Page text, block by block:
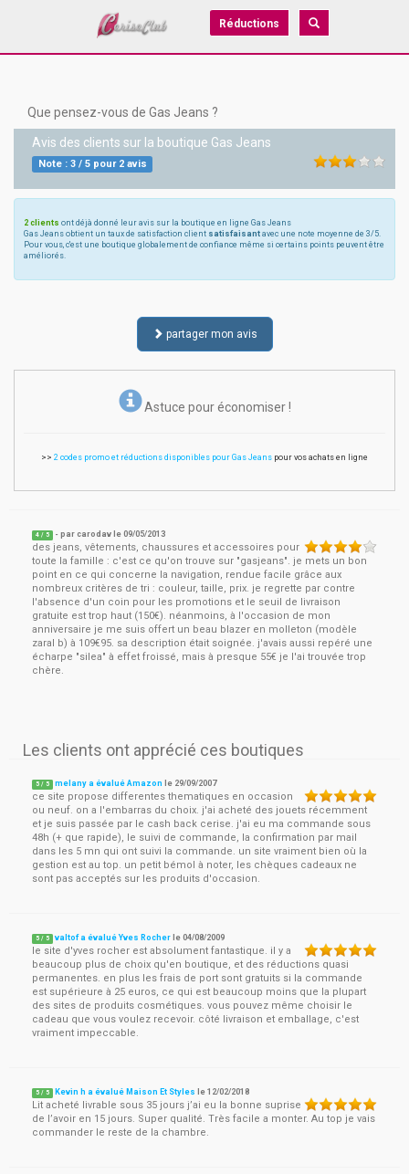
Réductions
Que pensez-vous de Gas Jeans ?
Avis des clients sur la boutique Gas Jeans
Note : 3/ 5pour 2avis
2 clients ont déjà donné leur avis sur la boutique en ligne Gas Jeans
Gas Jeans obtient un taux de satisfaction client satisfaisant avec une note moyenne de 3/5.
Pour vous, c'est une boutique globalement de confiance même si certains points peuvent être
améliorés.
partager mon avis
Astuce pour économiser !
>> 2 codes promo et réductions disponibles pour Gas Jeans pour vos achats en ligne
4 / 5 - parcarodav le09/05/2013
des jeans, vêtements, chaussures et accessoires pour
toute la famille : c'est ce qu'on trouve sur "gasjeans". je mets un bon
point en ce qui concerne la navigation, rendue facile grâce aux
nombreux critères de tri : couleur, taille, prix. je regrette par contre
l'absence d'un coin pour les promotions et le seuil de livraison
gratuite est trop haut (150€). néanmoins, à l'occasion de mon
anniversaire je me suis offert un beau blazer en molleton (modèle
zaral b) à 109€95. sa description était soignée. j'avais aussi repéré une
écharpe "silea" à effet froissé, mais à presque 55€ je l'ai trouvée trop
chère.
Les clients ont apprécié ces boutiques
5 / 5 melany a évalué Amazon le 29/09/2007
ce site propose differentes thematiques en occasion
ou neuf. on a l'embarras du choix. j'ai acheté des jouets récemment
et je suis passée par le cash back cerise. j'ai eu ma commande sous
48h (+ que rapide), le suivi de commande, la confirmation par mail
dans les 5 mn qui ont suivi la commande. un site vraiment bien où la
gestion est au top. un petit bémol à noter, les chèques cadeaux ne
sont pas acceptés sur les produits d'occasion.
5 / 5 valtof a évalué Yves Rocher le04/08/2009
le site d'yves rocher est absolument fantastique. il y a
beaucoup plus de choix qu'en boutique, et des réductions quasi
permanentes. en plus les frais de port sont gratuits si la commande
est supérieure à 25 euros, ce qui est beaucoup moins que la plupart
des sites de produits cosmétiques. vous pouvez même choisir le
cadeau que vous voulez recevoir. côté livraison et emballage, c'est
vraiment impeccable.
5 / 5 Kevin h a évalué Maison Et Styles le12/02/2018
Lit acheté livrable sous 35 jours j’ai eu la bonne suprise
de l’avoir en 15 jours. Super qualité. Très facile a monter. Au top je vais
commander le reste de la chambre.